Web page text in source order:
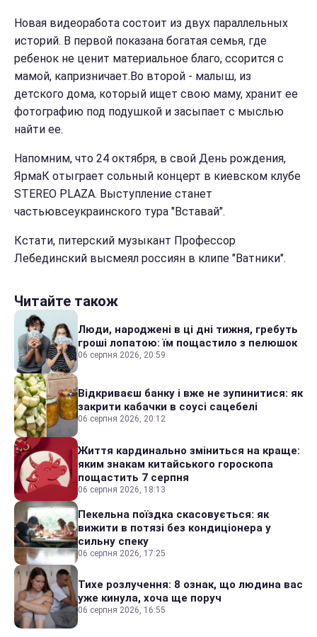
Новая видеоработа состоит из двух параллельных
историй. В первой показана богатая семья, где
ребенок не ценит материальное благо, ссорится с
мамой, капризничает.Во второй - малыш, из
детского дома, который ищет свою маму, хранит ее
фотографию под подушкой и засыпает с мыслью
найти ее.
Напомним, что 24 октября, в свой День рождения,
ЯрмаК отыграет сольный концерт в киевском клубе
STEREO PLAZA. Выступление станет
частьювсеукраинского тура "Вставай".
Кстати, питерский музыкант Профессор
Лебединский высмеял россиян в клипе "Ватники".
Читайте також
Люди, народжені в ці дні тижня, гребуть
гроші лопатою: їм пощастило з пелюшок
06 серпня 2026, 20:59
Відкриваєш банку і вже не зупинитися: як
закрити кабачки в соусі сацебелі
06 серпня 2026, 20:12
Життя кардинально зміниться на краще:
яким знакам китайського гороскопа
пощастить 7 серпня
06 серпня 2026, 18:13
Пекельна поїздка скасовується: як
вижити в потязі без кондиціонера у
сильну спеку
06 серпня 2026, 17:25
Тихе розлучення: 8 ознак, що людина вас
уже кинула, хоча ще поруч
06 серпня 2026, 16:55